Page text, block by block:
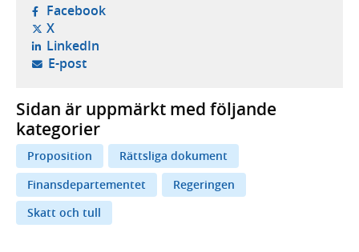
Facebook- öppnas i ny flik, extern webbplats,
X- öppnas i ny flik, extern webbplats,
LinkedIn- öppnas i ny flik, extern webbplats,
E-post- öppnar din e-postklient,
Sidan är uppmärkt med följande
kategorier
Proposition
Rättsliga dokument
Finansdepartementet
Regeringen
Skatt och tull